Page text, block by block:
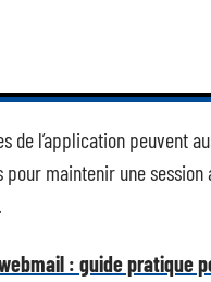
de l’application peuvent
maintenir une
: guide pratique